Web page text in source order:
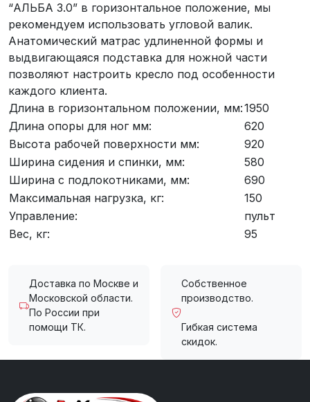
“АЛЬБА 3.0” в горизонтальное положение, мы
рекомендуем использовать угловой валик.
Анатомический матрас удлиненной формы и
выдвигающаяся подставка для ножной части
позволяют настроить кресло под особенности
каждого клиента.
Длина в горизонтальном положении, мм:1950
Длина опоры для ног мм:
620
Высота рабочей поверхности мм:
920
Ширина сидения и спинки, мм:
580
Ширина с подлокотниками, мм:
690
Максимальная нагрузка, кг:
150
Управление:
пульт
Вес, кг:
95
Доставка по Москве и
Московской области.
По России при
помощи ТК.
Собственное
производство.
Гибкая система
скидок.